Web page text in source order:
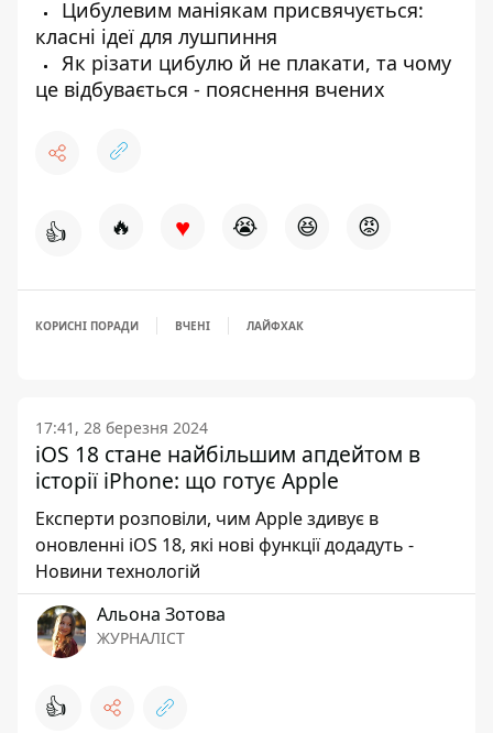
Цибулевим маніякам присвячується:
класні ідеї для лушпиння
Як різати цибулю й не плакати, та чому
це відбувається - пояснення вчених
👍 🔥 ♥ 😭 😆 😡
КОРИСНІ ПОРАДИ ВЧЕНІ ЛАЙФХАК
17:41, 28 березня 2024
iOS 18 стане найбільшим апдейтом в
історії iPhone: що готує Apple
Експерти розповіли, чим Apple здивує в
оновленні iOS 18, які нові функції додадуть -
Новини технологій
Альона Зотова
ЖУРНАЛІСТ
👍